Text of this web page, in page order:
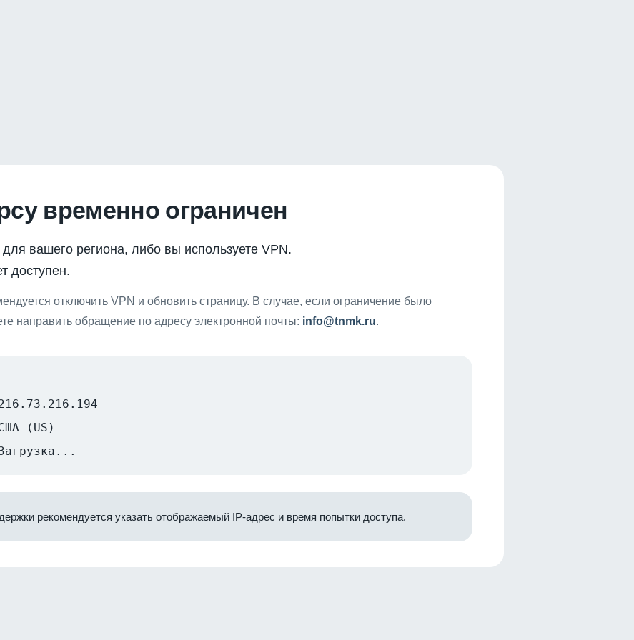
временно ограничен
вашего региона, либо вы используете VPN.
доступен.
отключить VPN и обновить страницу. В случае, если ограничение было
направить обращение по адресу электронной почты: info@tnmk.ru.
(US)
рекомендуется указать отображаемый IP-адрес и время попытки доступа.